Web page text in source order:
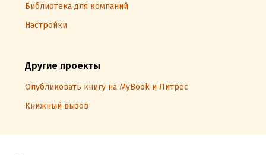
Библиотека для компаний
Настройки
Другие проекты
Опубликовать книгу на MyBook и Литрес
Книжный вызов